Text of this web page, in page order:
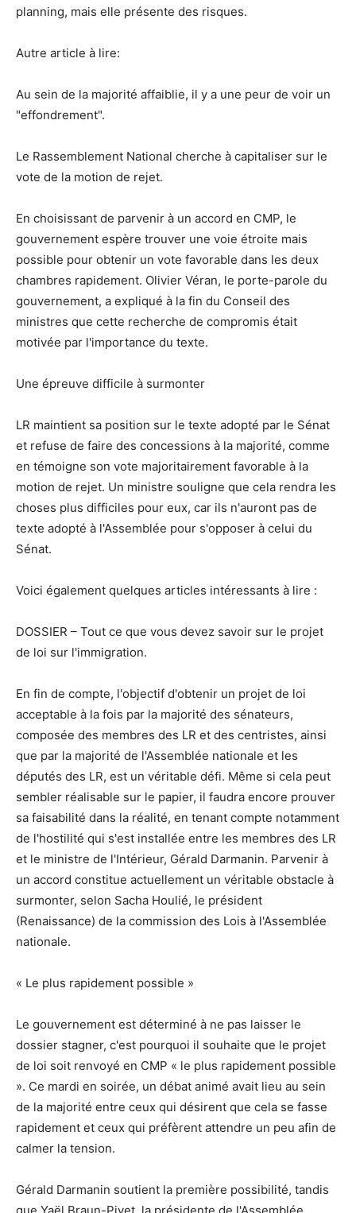
planning, mais elle présente des risques.
Autre article à lire:
Au sein de la majorité affaiblie, il y a une peur de voir un
"effondrement".
Le Rassemblement National cherche à capitaliser sur le
vote de la motion de rejet.
En choisissant de parvenir à un accord en CMP, le
gouvernement espère trouver une voie étroite mais
possible pour obtenir un vote favorable dans les deux
chambres rapidement. Olivier Véran, le porte-parole du
gouvernement, a expliqué à la fin du Conseil des
ministres que cette recherche de compromis était
motivée par l'importance du texte.
Une épreuve difficile à surmonter
LR maintient sa position sur le texte adopté par le Sénat
et refuse de faire des concessions à la majorité, comme
en témoigne son vote majoritairement favorable à la
motion de rejet. Un ministre souligne que cela rendra les
choses plus difficiles pour eux, car ils n'auront pas de
texte adopté à l'Assemblée pour s'opposer à celui du
Sénat.
Voici également quelques articles intéressants à lire :
DOSSIER – Tout ce que vous devez savoir sur le projet
de loi sur l'immigration.
En fin de compte, l'objectif d'obtenir un projet de loi
acceptable à la fois par la majorité des sénateurs,
composée des membres des LR et des centristes, ainsi
que par la majorité de l'Assemblée nationale et les
députés des LR, est un véritable défi. Même si cela peut
sembler réalisable sur le papier, il faudra encore prouver
sa faisabilité dans la réalité, en tenant compte notamment
de l'hostilité qui s'est installée entre les membres des LR
et le ministre de l'Intérieur, Gérald Darmanin. Parvenir à
un accord constitue actuellement un véritable obstacle à
surmonter, selon Sacha Houlié, le président
(Renaissance) de la commission des Lois à l'Assemblée
nationale.
« Le plus rapidement possible »
Le gouvernement est déterminé à ne pas laisser le
dossier stagner, c'est pourquoi il souhaite que le projet
de loi soit renvoyé en CMP « le plus rapidement possible
». Ce mardi en soirée, un débat animé avait lieu au sein
de la majorité entre ceux qui désirent que cela se fasse
rapidement et ceux qui préfèrent attendre un peu afin de
calmer la tension.
Gérald Darmanin soutient la première possibilité, tandis